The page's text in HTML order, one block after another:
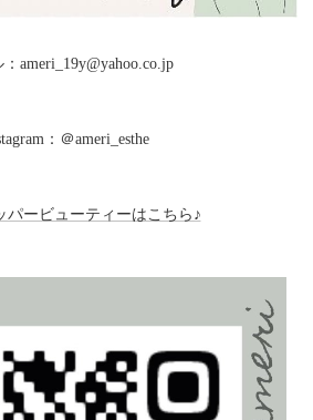
：ameri_19y@yahoo.co.jp
：＠ameri_esthe
パービューティーはこちら♪